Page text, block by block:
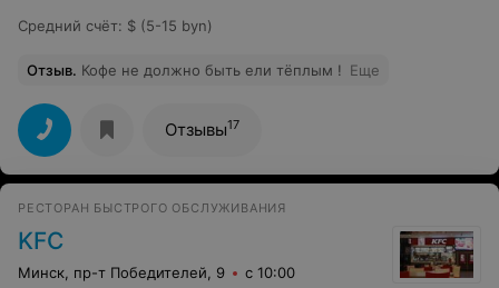
Средний счёт: $ (5-15 byn)
Отзыв. Кофе не должно быть ели тёплым ! Еще
Отзывы17
РЕСТОРАН БЫСТРОГО ОБСЛУЖИВАНИЯ
KFC
Минск, пр-т Победителей, 9 с 10:00